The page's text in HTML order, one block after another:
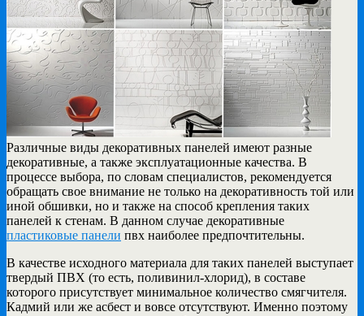
Различные виды декоративных панелей имеют разные
декоративные, а также эксплуатационные качества. В
процессе выбора, по словам специалистов, рекомендуется
обращать свое внимание не только на декоративность той или
иной обшивки, но и также на способ крепления таких
панелей к стенам. В данном случае декоративные
пластиковые панели пвх наиболее предпочтительны.
В качестве исходного материала для таких панелей выступает
твердый ПВХ (то есть, поливинил-хлорид), в составе
которого присутствует минимальное количество смягчителя.
Кадмий или же асбест и вовсе отсутствуют. Именно поэтому